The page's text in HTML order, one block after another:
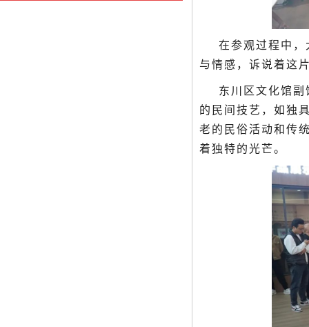
在参观过程中
与情感，诉说着这
东川区文化馆
的民间技艺，如独
老的民俗活动和传
着独特的光芒。